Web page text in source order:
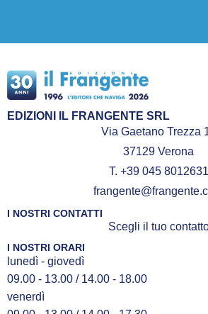
EDIZIONI IL FRANGENTE SRL
Via Gaetano Trezza
37129 Verona
T. +39 045 8012631
I NOSTRI CONTATTI
Scegli il tuo
I NOSTRI ORARI
lunedì - giovedì
09.00 - 13.00 / 14.00 - 18.00
venerdì